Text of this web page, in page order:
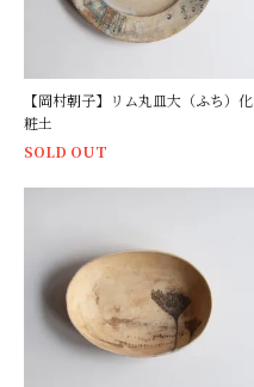
【岡村朝子】リム丸皿大（ふち）化
粧土
SOLD OUT